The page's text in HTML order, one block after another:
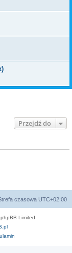
Przejdź do
czasowa UTC+02:00
Limited